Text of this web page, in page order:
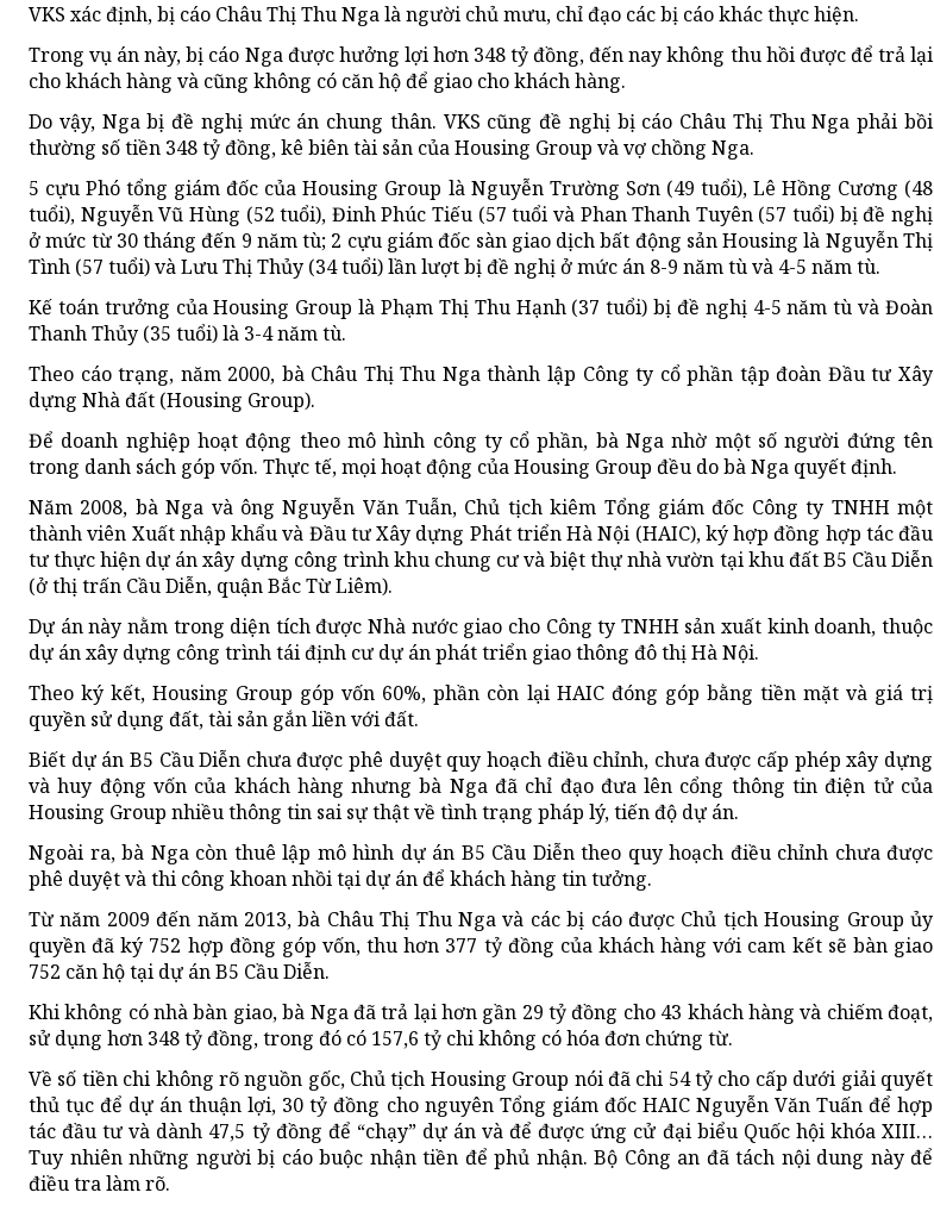
VKS xác định, bị cáo Châu Thị Thu Nga là người chủ mưu, chỉ đạo các bị cáo khác thực hiện.
Trong vụ án này, bị cáo Nga được hưởng lợi hơn 348 tỷ đồng, đến nay không thu hồi được để trả lại
cho khách hàng và cũng không có căn hộ để giao cho khách hàng.
Do vậy, Nga bị đề nghị mức án chung thân. VKS cũng đề nghị bị cáo Châu Thị Thu Nga phải bồi
thường số tiền 348 tỷ đồng, kê biên tài sản của Housing Group và vợ chồng Nga.
5 cựu Phó tổng giám đốc của Housing Group là Nguyễn Trường Sơn (49 tuổi), Lê Hồng Cương (48
tuổi), Nguyễn Vũ Hùng (52 tuổi), Đinh Phúc Tiếu (57 tuổi và Phan Thanh Tuyên (57 tuổi) bị đề nghị
ở mức từ 30 tháng đến 9 năm tù; 2 cựu giám đốc sàn giao dịch bất động sản Housing là Nguyễn Thị
Tình (57 tuổi) và Lưu Thị Thủy (34 tuổi) lần lượt bị đề nghị ở mức án 8-9 năm tù và 4-5 năm tù.
Kế toán trưởng của Housing Group là Phạm Thị Thu Hạnh (37 tuổi) bị đề nghị 4-5 năm tù và Đoàn
Thanh Thủy (35 tuổi) là 3-4 năm tù.
Theo cáo trạng, năm 2000, bà Châu Thị Thu Nga thành lập Công ty cổ phần tập đoàn Đầu tư Xây
dựng Nhà đất (Housing Group).
Để doanh nghiệp hoạt động theo mô hình công ty cổ phần, bà Nga nhờ một số người đứng tên
trong danh sách góp vốn. Thực tế, mọi hoạt động của Housing Group đều do bà Nga quyết định.
Năm 2008, bà Nga và ông Nguyễn Văn Tuẫn, Chủ tịch kiêm Tổng giám đốc Công ty TNHH một
thành viên Xuất nhập khẩu và Đầu tư Xây dựng Phát triển Hà Nội (HAIC), ký hợp đồng hợp tác đầu
tư thực hiện dự án xây dựng công trình khu chung cư và biệt thự nhà vườn tại khu đất B5 Cầu Diễn
(ở thị trấn Cầu Diễn, quận Bắc Từ Liêm).
Dự án này nằm trong diện tích được Nhà nước giao cho Công ty TNHH sản xuất kinh doanh, thuộc
dự án xây dựng công trình tái định cư dự án phát triển giao thông đô thị Hà Nội.
Theo ký kết, Housing Group góp vốn 60%, phần còn lại HAIC đóng góp bằng tiền mặt và giá trị
quyền sử dụng đất, tài sản gắn liền với đất.
Biết dự án B5 Cầu Diễn chưa được phê duyệt quy hoạch điều chỉnh, chưa được cấp phép xây dựng
và huy động vốn của khách hàng nhưng bà Nga đã chỉ đạo đưa lên cổng thông tin điện tử của
Housing Group nhiều thông tin sai sự thật về tình trạng pháp lý, tiến độ dự án.
Ngoài ra, bà Nga còn thuê lập mô hình dự án B5 Cầu Diễn theo quy hoạch điều chỉnh chưa được
phê duyệt và thi công khoan nhồi tại dự án để khách hàng tin tưởng.
Từ năm 2009 đến năm 2013, bà Châu Thị Thu Nga và các bị cáo được Chủ tịch Housing Group ủy
quyền đã ký 752 hợp đồng góp vốn, thu hơn 377 tỷ đồng của khách hàng với cam kết sẽ bàn giao
752 căn hộ tại dự án B5 Cầu Diễn.
Khi không có nhà bàn giao, bà Nga đã trả lại hơn gần 29 tỷ đồng cho 43 khách hàng và chiếm đoạt,
sử dụng hơn 348 tỷ đồng, trong đó có 157,6 tỷ chi không có hóa đơn chứng từ.
Về số tiền chi không rõ nguồn gốc, Chủ tịch Housing Group nói đã chi 54 tỷ cho cấp dưới giải quyết
thủ tục để dự án thuận lợi, 30 tỷ đồng cho nguyên Tổng giám đốc HAIC Nguyễn Văn Tuấn để hợp
tác đầu tư và dành 47,5 tỷ đồng để “chạy” dự án và để được ứng cử đại biểu Quốc hội khóa XIII…
Tuy nhiên những người bị cáo buộc nhận tiền để phủ nhận. Bộ Công an đã tách nội dung này để
điều tra làm rõ.